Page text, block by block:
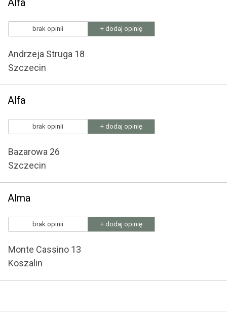
Alfa
brak opinii + dodaj opinię
Andrzeja Struga 18
Szczecin
Alfa
brak opinii + dodaj opinię
Bazarowa 26
Szczecin
Alma
brak opinii + dodaj opinię
Monte Cassino 13
Koszalin